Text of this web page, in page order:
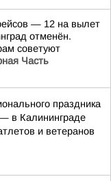
— 12 на вылет
отменён.
советуют
Часть
праздника
в Калининграде
и ветеранов